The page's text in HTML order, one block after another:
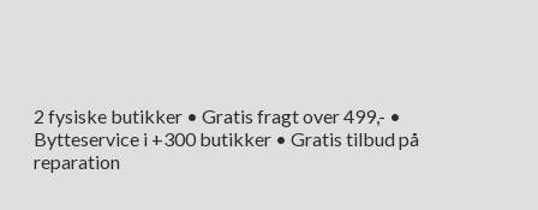
2 fysiske butikker • Gratis fragt over 499,- •
Bytteservice i +300 butikker • Gratis tilbud på
reparation